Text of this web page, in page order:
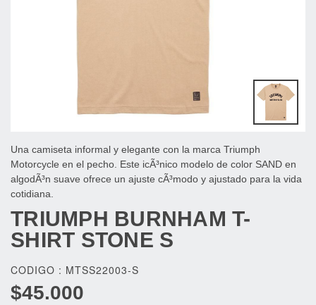
Una camiseta informal y elegante con la marca Triumph
Motorcycle en el pecho. Este icÃ³nico modelo de color SAND en
algodÃ³n suave ofrece un ajuste cÃ³modo y ajustado para la vida
cotidiana.
TRIUMPH BURNHAM T-
SHIRT STONE S
CODIGO : MTSS22003-S
$45.000